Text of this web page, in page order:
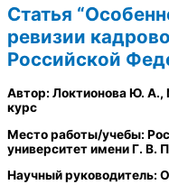
Статья
ревизии
Российской
Автор: Локтионова Ю.
курс
Место работы/учебы:
университет имени Г. В.
Научный руководитель: